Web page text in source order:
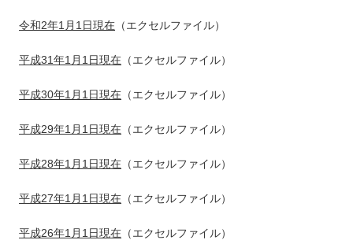
令和2年1月1日現在 （エクセルファイル）
平成31年1月1日現在 （エクセルファイル）
平成30年1月1日現在 （エクセルファイル）
平成29年1月1日現在 （エクセルファイル）
平成28年1月1日現在 （エクセルファイル）
平成27年1月1日現在 （エクセルファイル）
平成26年1月1日現在 （エクセルファイル）